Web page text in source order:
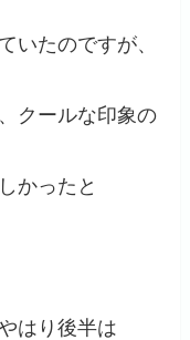
いたのですが、
クールな印象の
かったと
はり後半は